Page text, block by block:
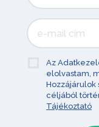
Az
elolvastam,
céljából
Tájékoztató